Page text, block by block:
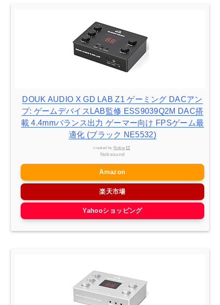
DOUK AUDIO X GD LAB Z1 ゲーミング DACアン
プ: ゲームデバイスLAB監修 ESS9039Q2M DAC搭
載 4.4mmバランス出力 ゲーマー向け FPSゲーム最
適化 (ブラック NE5532)
created by Rinker
Nobsound
Amazon
楽天市場
Yahooショッピング